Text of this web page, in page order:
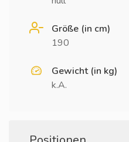
Größe (in cm)
190
Gewicht (in kg)
k.A.